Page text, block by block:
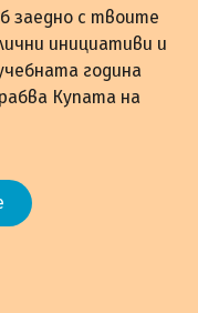
заедно с твоите
инициативи и
година
Купата на